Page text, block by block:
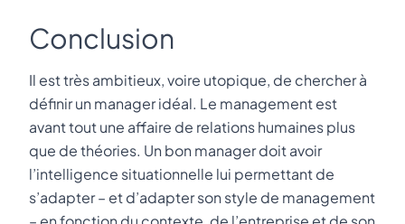
Conclusion
Il est très ambitieux, voire utopique, de chercher à
définir un manager idéal. Le management est
avant tout une affaire de relations humaines plus
que de théories. Un bon manager doit avoir
l’intelligence situationnelle lui permettant de
s’adapter – et d’adapter son style de management